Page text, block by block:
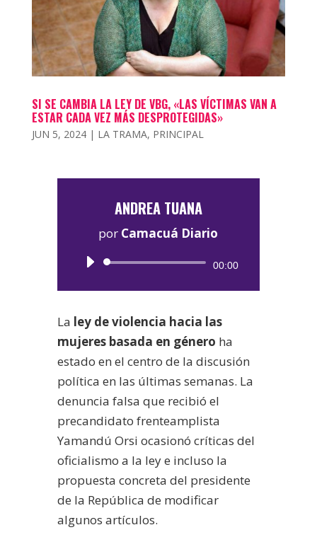
SI SE CAMBIA LA LEY DE VBG, «LAS VÍCTIMAS VAN A
ESTAR CADA VEZ MÁS DESPROTEGIDAS»
JUN 5, 2024| LA TRAMA, PRINCIPAL
ANDREA TUANA
por Camacuá Diario
Reproductor
00:00
La ley de violencia hacia las
mujeres basada en género ha
estado en el centro de la discusión
política en las últimas semanas. La
denuncia falsa que recibió el
precandidato frenteamplista
Yamandú Orsi ocasionó críticas del
oficialismo a la ley e incluso la
propuesta concreta del presidente
de la República de modificar
algunos artículos.